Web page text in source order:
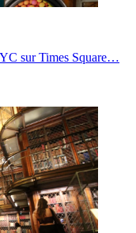
sur Times Square…